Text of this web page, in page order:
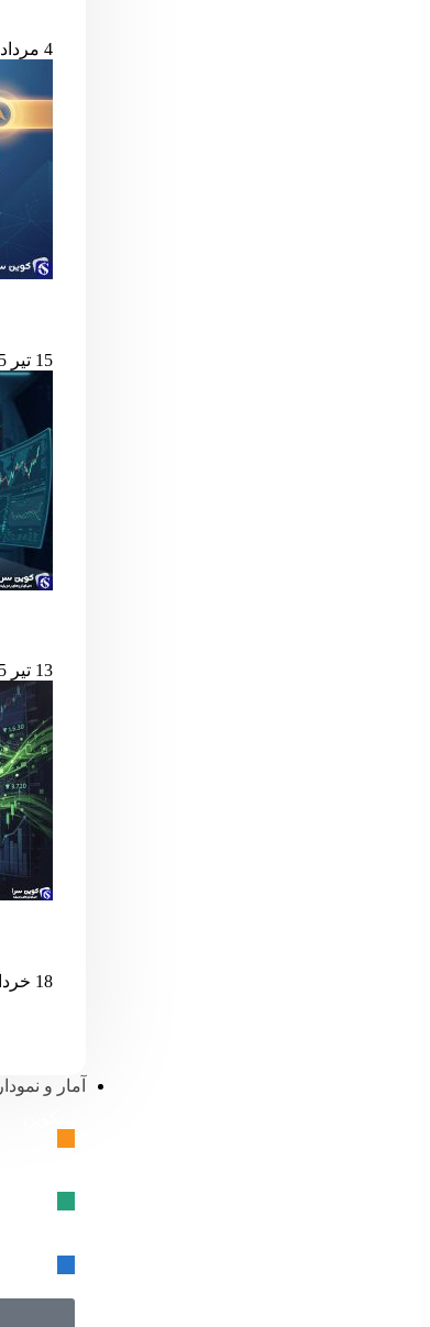
4 مرداد 1405
15 تیر 1405
13 تیر 1405
18 خرداد 1405
آمار و نمودار